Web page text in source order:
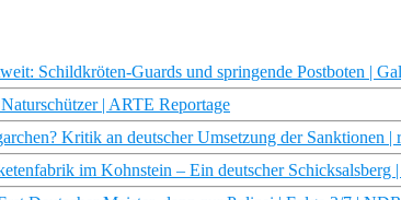
Schildkröten-Guards und springende Postboten |
| ARTE Reportage
Kritik an deutscher Umsetzung der Sanktionen |
im Kohnstein – Ein deutscher